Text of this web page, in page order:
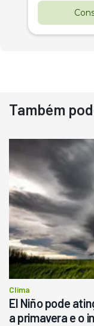
Destaque
Usado
Pá
Ano 1987
Londrina
R$
Também
Clima
El Niño pode
a primavera e o